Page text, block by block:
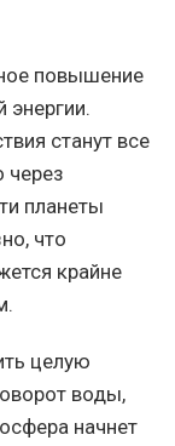
повышение
энергии.
станут все
через
планеты
что
крайне
целую
воды,
начнет